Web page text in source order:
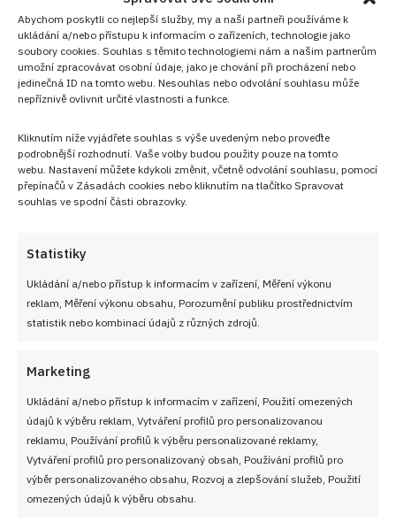
Abychom poskytli co nejlepší služby, my a naši partneři používáme k
ukládání a/nebo přístupu k informacím o zařízeních, technologie jako
soubory cookies. Souhlas s těmito technologiemi nám a našim partnerům
umožní zpracovávat osobní údaje, jako je chování při procházení nebo
jedinečná ID na tomto webu. Nesouhlas nebo odvolání souhlasu může
nepříznivě ovlivnit určité vlastnosti a funkce.
Kliknutím níže vyjádřete souhlas s výše uvedeným nebo proveďte
podrobnější rozhodnutí. Vaše volby budou použity pouze na tomto
webu. Nastavení můžete kdykoli změnit, včetně odvolání souhlasu, pomocí
přepínačů v Zásadách cookies nebo kliknutím na tlačítko Spravovat
souhlas ve spodní části obrazovky.
Statistiky
Ukládání a/nebo přístup k informacím v zařízení, Měření výkonu
reklam, Měření výkonu obsahu, Porozumění publiku prostřednictvím
statistik nebo kombinací údajů z různých zdrojů.
Marketing
Ukládání a/nebo přístup k informacím v zařízení, Použití omezených
údajů k výběru reklam, Vytváření profilů pro personalizovanou
reklamu, Používání profilů k výběru personalizované reklamy,
Vytváření profilů pro personalizovaný obsah, Používání profilů pro
výběr personalizovaného obsahu, Rozvoj a zlepšování služeb, Použití
omezených údajů k výběru obsahu.
Test znalostí o pochoutkách z celého světa: 10 otázek